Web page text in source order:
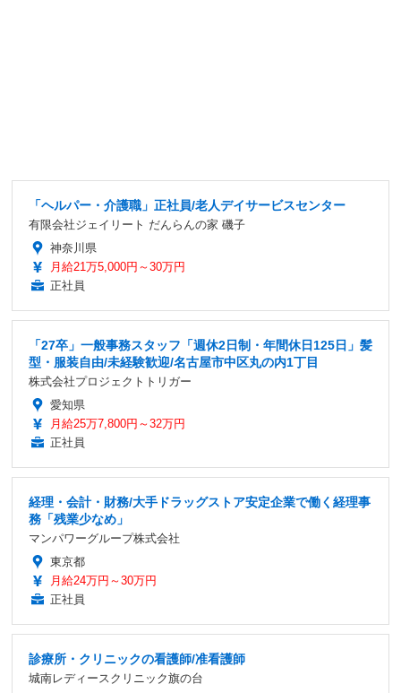
「ヘルパー・介護職」正社員/老人デイサービスセンター
有限会社ジェイリート だんらんの家 磯子
神奈川県
月給21万5,000円～30万円
正社員
「27卒」一般事務スタッフ「週休2日制・年間休日125日」髪
型・服装自由/未経験歓迎/名古屋市中区丸の内1丁目
株式会社プロジェクトトリガー
愛知県
月給25万7,800円～32万円
正社員
経理・会計・財務/大手ドラッグストア安定企業で働く経理事
務「残業少なめ」
マンパワーグループ株式会社
東京都
月給24万円～30万円
正社員
診療所・クリニックの看護師/准看護師
城南レディースクリニック旗の台